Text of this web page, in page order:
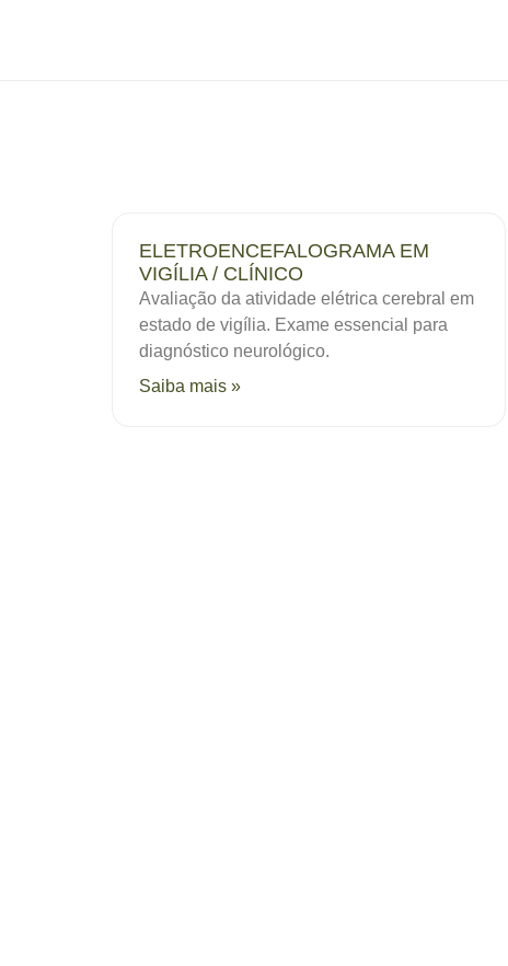
ELETROENCEFALOGRAMA EM
VIGÍLIA / CLÍNICO
Avaliação da atividade elétrica cerebral em
estado de vigília. Exame essencial para
diagnóstico neurológico.
Saiba mais »